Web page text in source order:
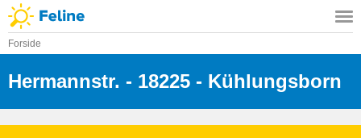
Forside
Hermannstr. - 18225 - Kühlungsborn